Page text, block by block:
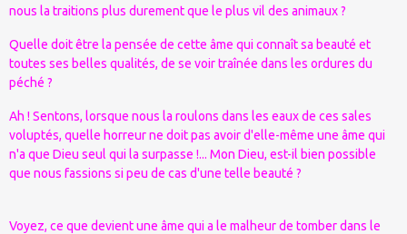
nous la traitions plus durement que le plus vil des animaux ?
Quelle doit être la pensée de cette âme qui connaît sa beauté et
toutes ses belles qualités, de se voir traînée dans les ordures du
péché ?
Ah ! Sentons, lorsque nous la roulons dans les eaux de ces sales
voluptés, quelle horreur ne doit pas avoir d'elle-même une âme qui
n'a que Dieu seul qui la surpasse !... Mon Dieu, est-il bien possible
que nous fassions si peu de cas d'une telle beauté ?
Voyez, ce que devient une âme qui a le malheur de tomber dans le